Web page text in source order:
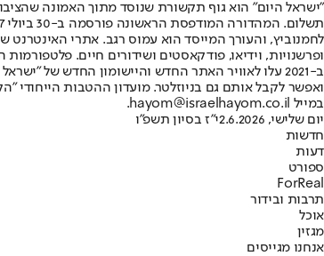
"ישראל היום" הוא גוף תקשורת שנוסד מתוך האמונה
ופרשנויות, וידיאו, פודקאסטים ושידורים חיים.
ב-2021 עלו לאוויר האתר החדש והיישומון החדש של
ואפשר לקבל אותם גם בניוזלטר. מועדון ההטבות הייחודי
במייל hayom@israelhayom.co.il.
יום שלישי, 2.6.2026
י"ז בסיון תשפ"ו
חדשות
דעות
ספורט
ForReal
תרבות ובידור
אוכל
מגזין
אנחנו מגייסים